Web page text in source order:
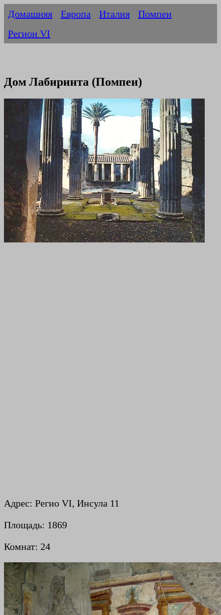
Домашняя Европа Италия
Помпеи
Регион VI
Дом Лабиринта (Помпеи)
Адрес: Регио VI, Инсула 11
Площадь: 1869
Комнат: 24